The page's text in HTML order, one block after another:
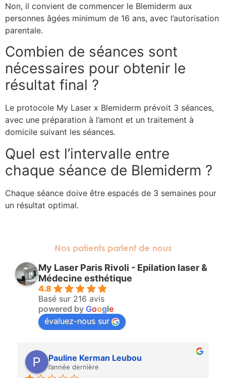
Non, il convient de commencer le Blemiderm aux
personnes âgées minimum de 16 ans, avec l’autorisation
parentale.
Combien de séances sont
nécessaires pour obtenir le
résultat final ?
Le protocole My Laser x Blemiderm prévoit 3 séances,
avec une préparation à l’amont et un traitement à
domicile suivant les séances.
Quel est l’intervalle entre
chaque séance de Blemiderm ?
Chaque séance doive être espacés de 3 semaines pour
un résultat optimal.
Nos patients parlent de nous
My Laser Paris Rivoli - Epilation laser &
Médecine esthétique
4.8
Basé sur 216 avis
powered by Google
évaluez-nous sur
Pauline Kerman Leubou
l’année dernière